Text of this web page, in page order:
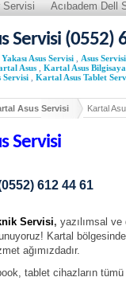
Servisi
Acıbadem Dell
Servisi (0552)
Asus Servisi Asus Servisi
Asus Kartal Asus
Servisi Kartal Asus Tablet
Asus Servisi Kartal
Servisi
612 44 61
Servisi, yazılımsal
Kartal
ağımızdadır.
tablet cihazların